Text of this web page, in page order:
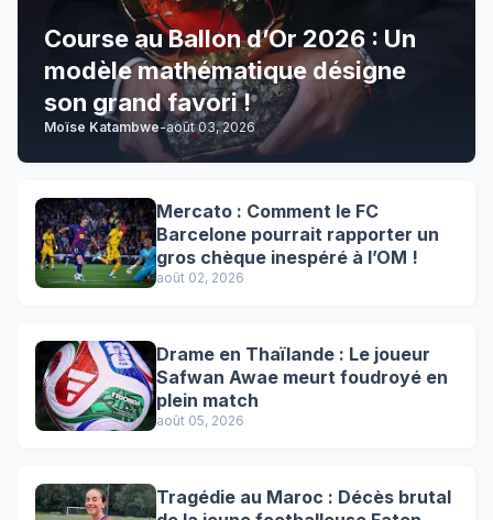
Course au Ballon d’Or 2026 : Un
modèle mathématique désigne
son grand favori !
Moïse Katambwe-août 03, 2026
Mercato : Comment le FC
Barcelone pourrait rapporter un
gros chèque inespéré à l’OM !
août 02, 2026
Drame en Thaïlande : Le joueur
Safwan Awae meurt foudroyé en
plein match
août 05, 2026
Tragédie au Maroc : Décès brutal